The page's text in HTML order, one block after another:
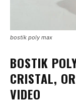
bostik poly max
BOSTIK
CRISTAL,
VIDEO